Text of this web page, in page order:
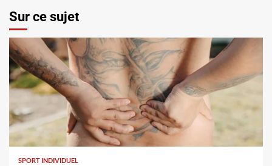
Sur ce sujet
SPORT INDIVIDUEL